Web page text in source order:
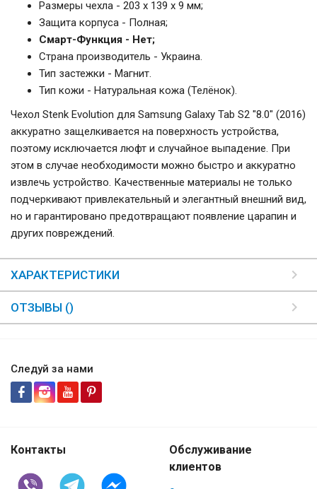
Размеры чехла - 203 x 139 x 9 мм;
Защита корпуса - Полная;
Смарт-Функция - Нет;
Страна производитель - Украина.
Тип застежки - Магнит.
Тип кожи - Натуральная кожа (Телёнок).
Чехол Stenk Evolution для Samsung Galaxy Tab S2 "8.0" (2016)
аккуратно защелкивается на поверхность устройства,
поэтому исключается люфт и случайное выпадение. При
этом в случае необходимости можно быстро и аккуратно
извлечь устройство. Качественные материалы не только
подчеркивают привлекательный и элегантный внешний вид,
но и гарантировано предотвращают появление царапин и
других повреждений.
ХАРАКТЕРИСТИКИ
ОТЗЫВЫ ()
Следуй за нами
Контакты
Обслуживание
клиентов